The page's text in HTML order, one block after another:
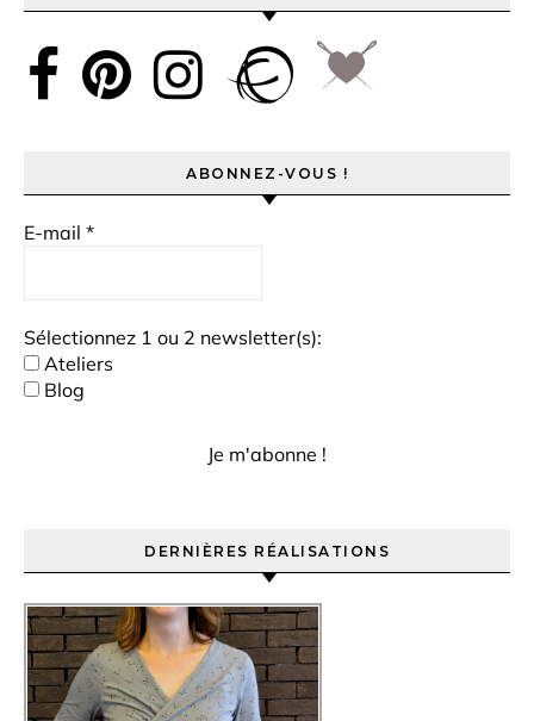
ABONNEZ-VOUS !
E-mail *
Sélectionnez 1 ou 2 newsletter(s):
Ateliers
Blog
DERNIÈRES RÉALISATIONS